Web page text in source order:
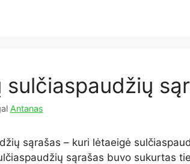
sulčiaspaudžių
Antanas
sąrašas – kuri lėtaeigė
sąrašas buvo sukurtas